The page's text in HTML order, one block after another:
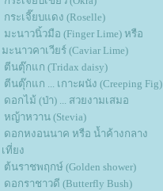
กระเจี๊ยบแดง (Roselle)
มะนาวนิ้วมือ (Finger Lime) หรือ
มะนาวคาเวียร์ (Caviar Lime)
ตีนตุ๊กแก (Tridax daisy)
ตีนตุ๊กแก ... เกาะผนัง (Creeping Fig)
ดอกไม้ (ป่า) ... สวยงามเสมอ
หญ้าหวาน (Stevia)
ดอกหงอนนาค หรือ น้ำค้างกลาง
เที่ยง
ต้นราชพฤกษ์ (Golden shower)
ดอกราชาวดี (Butterfly Bush)